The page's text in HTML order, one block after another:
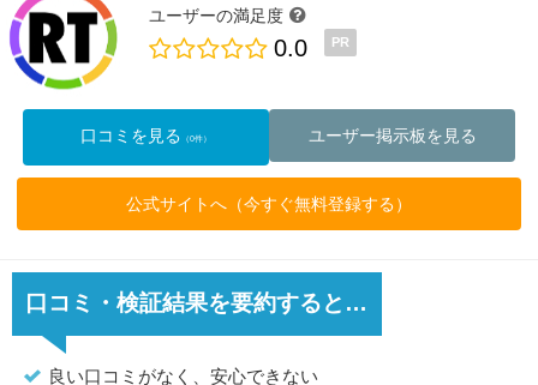
ユーザーの満足度
0.0 PR
口コミを見る （0件） ユーザー掲示板を見る
公式サイトへ（今すぐ無料登録する）
口コミ・検証結果を要約すると…
良い口コミがなく、安心できない